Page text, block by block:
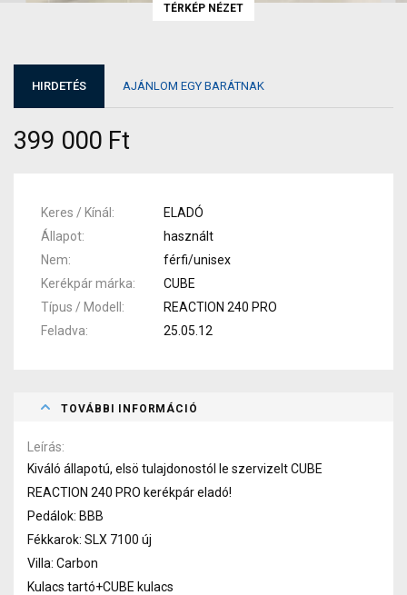
TÉRKÉP NÉZET
HIRDETÉS AJÁNLOM EGY BARÁTNAK
399 000 Ft
Keres / Kínál
ELADÓ
Állapot
használt
Nem
férfi/unisex
Kerékpár márka
CUBE
Típus / Modell
REACTION 240 PRO
Feladva
25.05.12
TOVÁBBI INFORMÁCIÓ
Leírás
Kiváló állapotú, elsö tulajdonostól le szervizelt CUBE
REACTION 240 PRO kerékpár eladó!
Pedálok: BBB
Fékkarok: SLX 7100 új
Villa: Carbon
Kulacs tartó+CUBE kulacs